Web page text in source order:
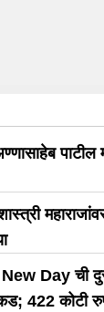
पाटील
Day ची
422 कोटी